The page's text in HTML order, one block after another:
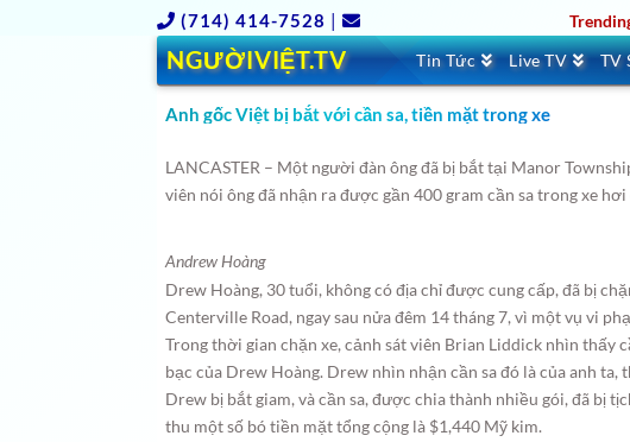
(714) 414-7528 |
NGƯỜIVIỆT.TV Tin Tức Live TV TV
Anh gốc Việt bị bắt với cần sa, tiền mặt trong xe
LANCASTER – Một người đàn ông đã bị bắt tại Manor
viên nói ông đã nhận ra được gần 400 gram cần sa trong xe
Andrew Hoàng
Drew Hoàng, 30 tuổi, không có địa chỉ được cung cấp, đã bị
Centerville Road, ngay sau nửa đêm 14 tháng 7, vì một vụ vi
Trong thời gian chặn xe, cảnh sát viên Brian Liddick nhìn thấy
bạc của Drew Hoàng. Drew nhìn nhận cần sa đó là của anh ta,
Drew bị bắt giam, và cần sa, được chia thành nhiều gói, đã bị
thu một số bó tiền mặt tổng cộng là $1,440 Mỹ kim.